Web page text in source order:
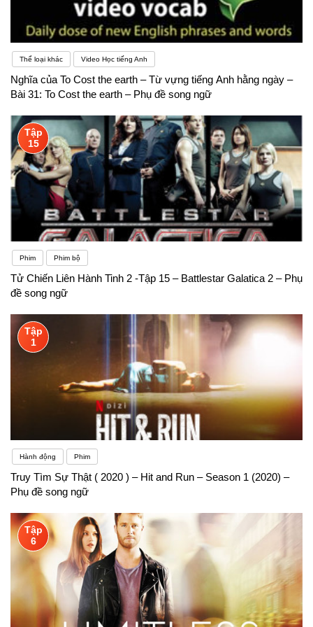
Thể loại khác Video Học tiếng Anh
Nghĩa của To Cost the earth – Từ vựng tiếng Anh hằng ngày –
Bài 31: To Cost the earth – Phụ đề song ngữ
Tập
15
Phim Phim bộ
Tử Chiến Liên Hành Tinh 2 -Tập 15 – Battlestar Galatica 2 – Phụ
đề song ngữ
Tập
1
Hành động Phim
Truy Tìm Sự Thật ( 2020 ) – Hit and Run – Season 1 (2020) –
Phụ đề song ngữ
Tập
6